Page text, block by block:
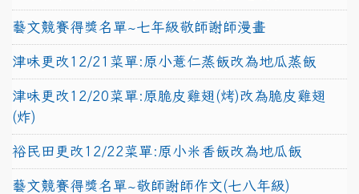
藝文競賽得獎名單~七年級敬師謝師漫畫
津味更改12/21菜單:原小薏仁蒸飯改為地瓜蒸飯
津味更改12/20菜單:原脆皮雞翅(烤)改為脆皮雞翅
(炸)
裕民田更改12/22菜單:原小米香飯改為地瓜飯
藝文競賽得獎名單~敬師謝師作文(七八年級)